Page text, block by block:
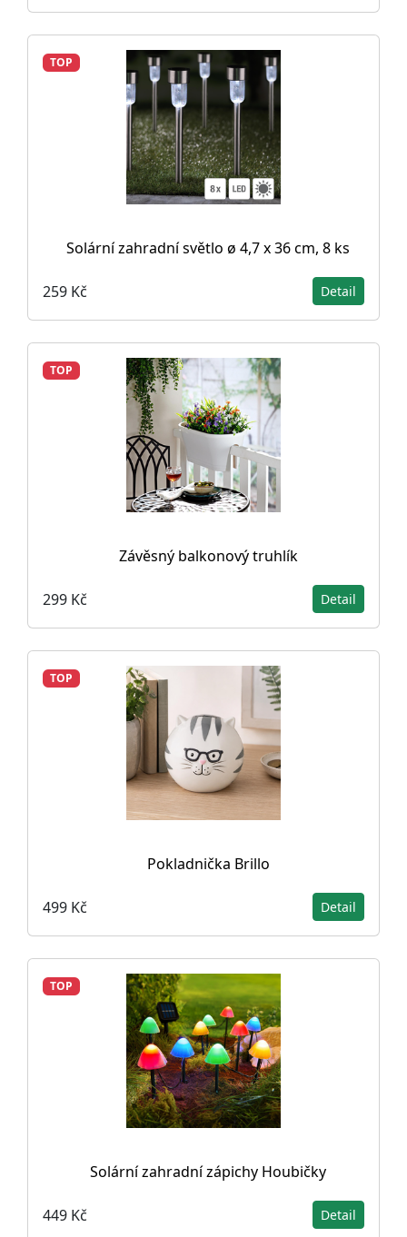
TOP
Solární zahradní světlo ø 4,7 x 36 cm, 8 ks
259 Kč Detail
TOP
Závěsný balkonový truhlík
299 Kč Detail
TOP
Pokladnička Brillo
499 Kč Detail
TOP
Solární zahradní zápichy Houbičky
449 Kč Detail